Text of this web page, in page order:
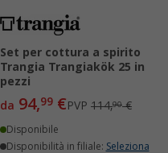
Set per cottura a spirito
Trangia Trangiakök 25 in
pezzi
da 94,99 €PVP 114,90€
Disponibile
Disponibilità in filiale: Seleziona